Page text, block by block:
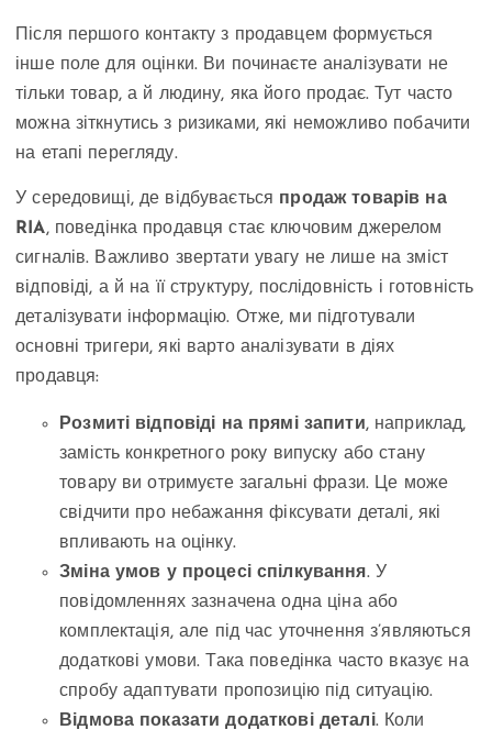
Після першого контакту з продавцем формується
інше поле для оцінки. Ви починаєте аналізувати не
тільки товар, а й людину, яка його продає. Тут часто
можна зіткнутись з ризиками, які неможливо побачити
на етапі перегляду.
У середовищі, де відбувається продаж товарів на
RIA, поведінка продавця стає ключовим джерелом
сигналів. Важливо звертати увагу не лише на зміст
відповіді, а й на її структуру, послідовність і готовність
деталізувати інформацію. Отже, ми підготували
основні тригери, які варто аналізувати в діях
продавця:
Розмиті відповіді на прямі запити, наприклад,
замість конкретного року випуску або стану
товару ви отримуєте загальні фрази. Це може
свідчити про небажання фіксувати деталі, які
впливають на оцінку.
Зміна умов у процесі спілкування. У
повідомленнях зазначена одна ціна або
комплектація, але під час уточнення з’являються
додаткові умови. Така поведінка часто вказує на
спробу адаптувати пропозицію під ситуацію.
Відмова показати додаткові деталі. Коли